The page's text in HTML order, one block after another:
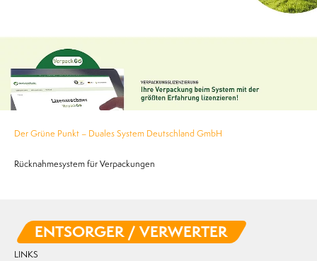
Der Grüne Punkt – Duales System Deutschland GmbH
Rücknahmesystem für Verpackungen
ENTSORGER / VERWERTER
LINKS